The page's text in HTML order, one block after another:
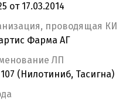
от 17.03.2014
проводящая КИ
Фарма АГ
ЛП
(Нилотиниб, Тасигна)